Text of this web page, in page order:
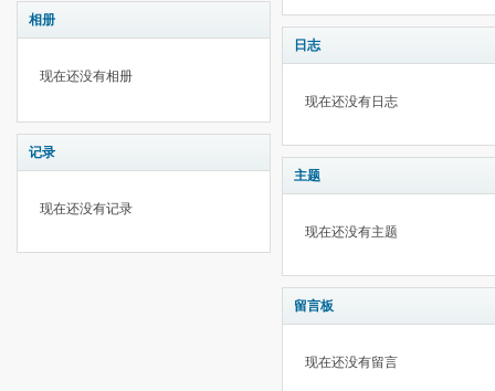
相册
现在还没有相册
记录
现在还没有记录
日志
现在还没有日志
主题
现在还没有主题
留言板
现在还没有留言